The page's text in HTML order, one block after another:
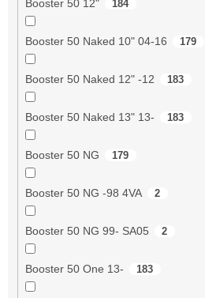
Booster 50 12" 184
Booster 50 Naked 10" 04-16 179
Booster 50 Naked 12" -12 183
Booster 50 Naked 13" 13- 183
Booster 50 NG 179
Booster 50 NG -98 4VA 2
Booster 50 NG 99- SA05 2
Booster 50 One 13- 183